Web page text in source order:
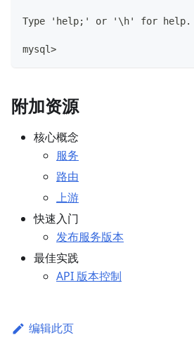
Type 'help;' or '\h' for help.
mysql>
附加资源
核心概念
服务
路由
上游
快速入门
发布服务版本
最佳实践
API 版本控制
编辑此页